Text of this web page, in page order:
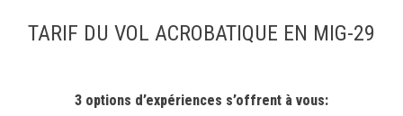
TARIF DU VOL ACROBATIQUE EN MIG-29
3 options d’expériences s’offrent à vous: